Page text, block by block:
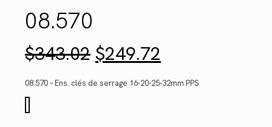
08.570
$343.02 Le
prix
initial
était :
$249.72prix
actuel
est :
08.570 – Ens. clés de serrage 16-20-25-32mm PPS
de